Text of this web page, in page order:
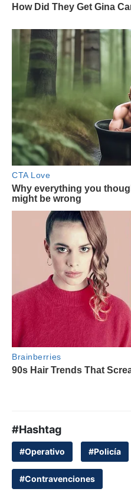
#Hashtag
#Operativo #Policía
#Contravenciones